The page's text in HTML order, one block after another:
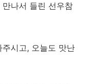
나서 들린 선우참
시고, 오늘도 맛난